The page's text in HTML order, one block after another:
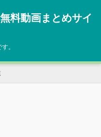
料動画まとめサイ
。